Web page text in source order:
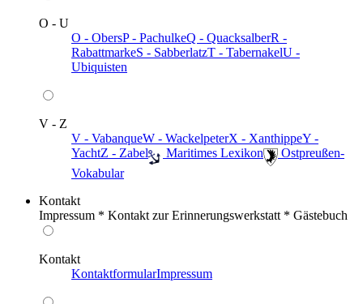
O - U
O - ObersP - PachulkeQ - QuacksalberR -
RabattmarkeS - SabberlatzT - TabernakelU -
Ubiquisten
V - Z
V - VabanqueW - WackelpeterX - XanthippeY -
YachtZ - Zabel ️ Maritimes Lexikon
️ Ostpreußen-
Vokabular
Kontakt
Impressum * Kontakt zur Erinnerungswerkstatt * Gästebuch
Kontakt
KontaktformularImpressum